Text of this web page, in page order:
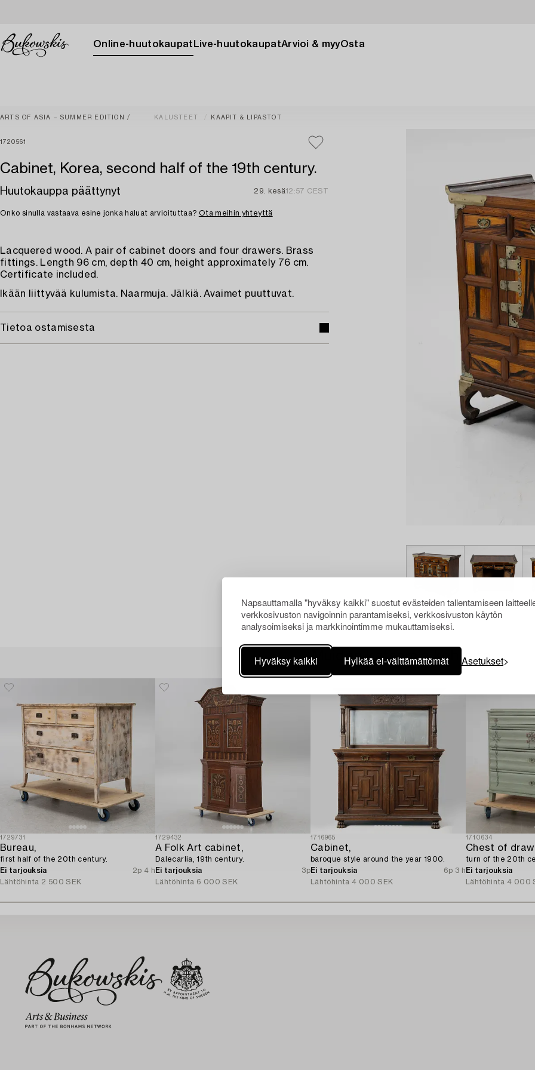
Napsauttamalla "hyväksy kaikki" suostut evästeiden tallentamiseen
verkkosivuston navigoinnin parantamiseksi, verkkosivuston käytön
analysoimiseksi ja markkinointimme mukauttamiseksi.
Hyväksy kaikki Hylkää ei-välttämättömät Asetukset
Online-huutokaupat Live-huutokaupatArvioi & myyOsta
ARTS OF ASIA – SUMMER EDITION KALUSTEET KAAPIT & LIPASTOT
1720561
Cabinet, Korea, second half of the 19th century.
Huutokauppa päättynyt 29. kesä12:57 CEST
Onko sinulla vastaava esine jonka haluat arvioituttaa? Ota meihin yhteyttä
Lacquered wood. A pair of cabinet doors and four drawers. Brass
fittings. Length 96 cm, depth 40 cm, height approximately 76 cm.
Certificate included.
Ikään liittyvää kulumista. Naarmuja. Jälkiä. Avaimet puuttuvat.
Tietoa ostamisesta
Muiden katsomia kohteita
1729731
Bureau,
first half of the 20th century.
Ei tarjouksia
2p 4 h
Lähtöhinta 2 500 SEK
1729432
A Folk Art cabinet,
Dalecarlia, 19th century.
Ei tarjouksia
3p
Lähtöhinta 6 000 SEK
1716965
Cabinet,
baroque style around the year 1900.
Ei tarjouksia
6p 3 h
Lähtöhinta 4 000 SEK
1710634
Chest of
turn of the 20th
Ei tarjouksia
Lähtöhinta 4 000